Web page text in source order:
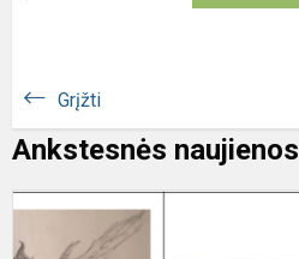
Grįžti
Ankstesnės naujienos